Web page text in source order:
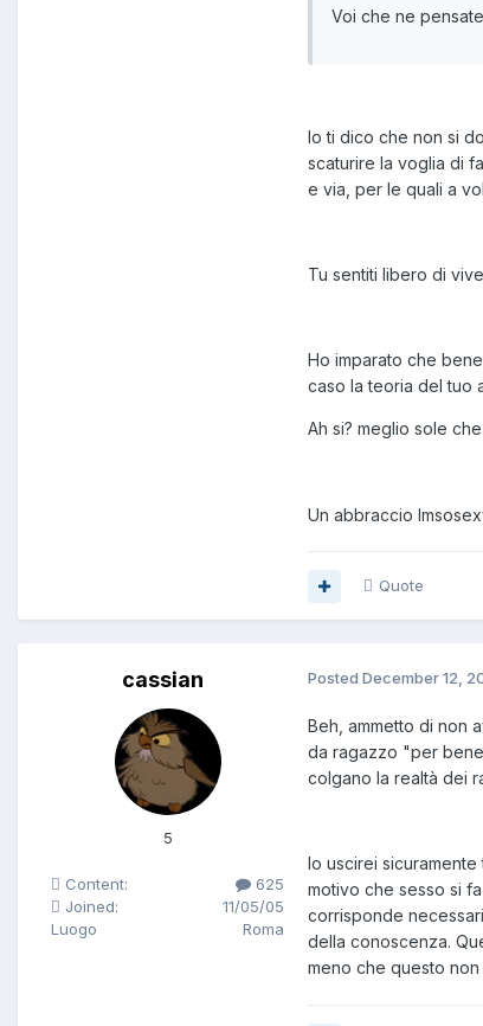
Voi che ne
Io ti dico che non si
scaturire la voglia di
e via, per le quali a
Tu sentiti libero di
Ho imparato che
caso la teoria del tuo
Ah si? meglio sole
Un abbraccio
Quote
cassian
5
Content:
625
Joined:
11/05/05
Luogo
Roma
Posted December 12,
Beh, ammetto di non
da ragazzo "per
colgano la realtà dei
Io uscirei
motivo che sesso si
corrisponde
della conoscenza.
meno che questo